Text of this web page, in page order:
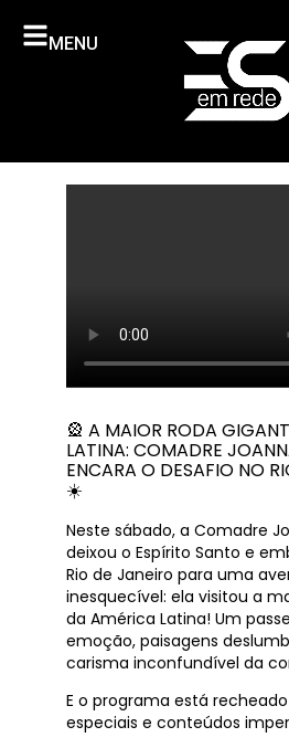
MENU
🎡 A MAIOR RODA
LATINA: COMADRE
ENCARA O DESAFIO NO
☀️
Neste sábado, a Comadre
deixou o Espírito Santo e
Rio de Janeiro para uma
inesquecível: ela visitou a
da América Latina! Um
emoção, paisagens
carisma inconfundível da
E o programa está
especiais e conteúdos